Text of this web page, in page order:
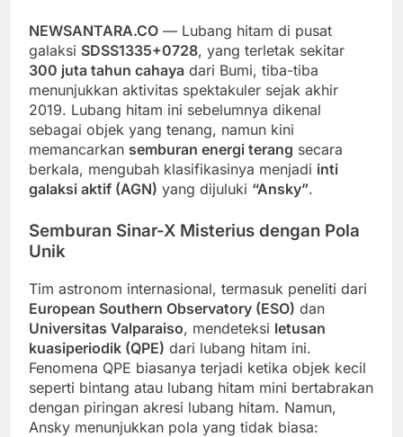
NEWSANTARA.CO — Lubang hitam di pusat
galaksi SDSS1335+0728, yang terletak sekitar
300 juta tahun cahaya dari Bumi, tiba-tiba
menunjukkan aktivitas spektakuler sejak akhir
2019. Lubang hitam ini sebelumnya dikenal
sebagai objek yang tenang, namun kini
memancarkan semburan energi terang secara
berkala, mengubah klasifikasinya menjadi inti
galaksi aktif (AGN) yang dijuluki “Ansky”.
Semburan Sinar-X Misterius dengan Pola
Unik
Tim astronom internasional, termasuk peneliti dari
European Southern Observatory (ESO) dan
Universitas Valparaiso, mendeteksi letusan
kuasiperiodik (QPE) dari lubang hitam ini.
Fenomena QPE biasanya terjadi ketika objek kecil
seperti bintang atau lubang hitam mini bertabrakan
dengan piringan akresi lubang hitam. Namun,
Ansky menunjukkan pola yang tidak biasa: